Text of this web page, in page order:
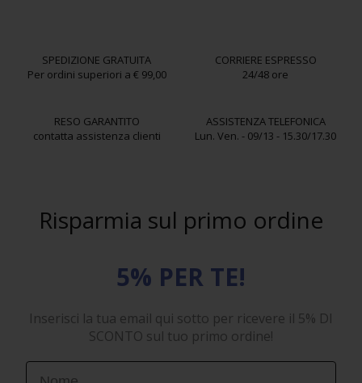
SPEDIZIONE GRATUITA
Per ordini superiori a € 99,00
CORRIERE ESPRESSO
24/48 ore
RESO GARANTITO
contatta assistenza clienti
ASSISTENZA TELEFONICA
Lun. Ven. - 09/13 - 15.30/17.30
Risparmia sul primo ordine
5% PER TE!
Inserisci la tua email qui sotto per ricevere il 5% DI
SCONTO sul tuo primo ordine!
First Name